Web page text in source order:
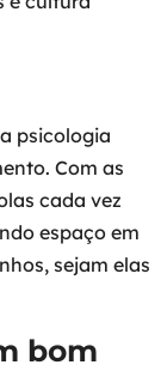
psicologia
Com as
cada vez
espaço em
sejam elas
bom